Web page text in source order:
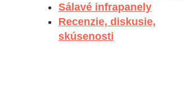
Sálavé infrapanely
Recenzie, diskusie,
skúsenosti